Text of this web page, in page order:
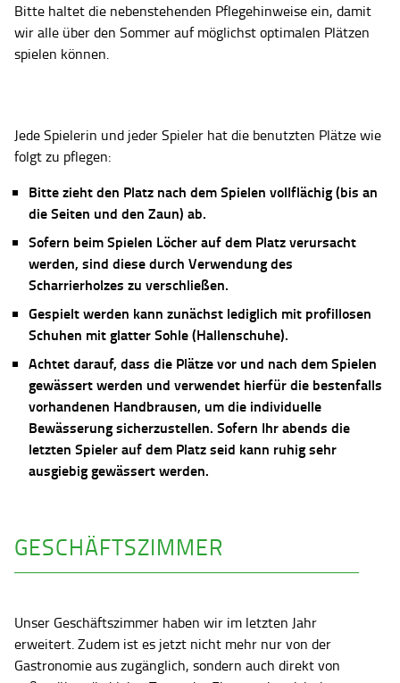
Bitte haltet die nebenstehenden Pflegehinweise ein, damit
wir alle über den Sommer auf möglichst optimalen Plätzen
spielen können.
Jede Spielerin und jeder Spieler hat die benutzten Plätze wie
folgt zu pflegen:
Bitte zieht den Platz nach dem Spielen vollflächig (bis an
die Seiten und den Zaun) ab.
Sofern beim Spielen Löcher auf dem Platz verursacht
werden, sind diese durch Verwendung des
Scharrierholzes zu verschließen.
Gespielt werden kann zunächst lediglich mit profillosen
Schuhen mit glatter Sohle (Hallenschuhe).
Achtet darauf, dass die Plätze vor und nach dem Spielen
gewässert werden und verwendet hierfür die bestenfalls
vorhandenen Handbrausen, um die individuelle
Bewässerung sicherzustellen. Sofern Ihr abends die
letzten Spieler auf dem Platz seid kann ruhig sehr
ausgiebig gewässert werden.
GESCHÄFTSZIMMER
Unser Geschäftszimmer haben wir im letzten Jahr
erweitert. Zudem ist es jetzt nicht mehr nur von der
Gastronomie aus zugänglich, sondern auch direkt von